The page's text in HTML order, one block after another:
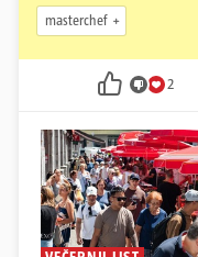
masterchef
2